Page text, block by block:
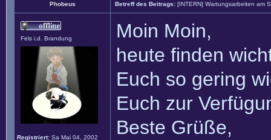
Phobeus Betreff des Beitrags: [INTERN] Wartungsarbeiten am
Fels i.d. Brandung
Registriert: Sa Mai 04, 2002
Moin Moin,
heute finden
Euch so gering
Euch zur
Beste Grüße,